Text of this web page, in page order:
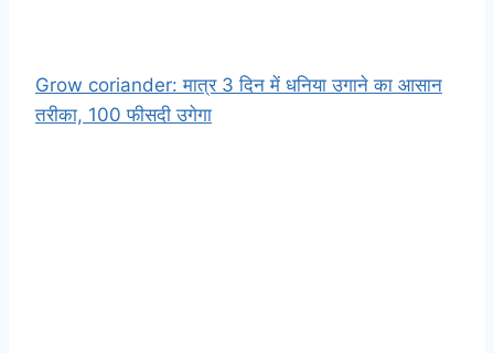
Grow coriander: मात्र 3 दिन में धनिया उगाने का आसान
तरीका, 100 फीसदी उगेगा